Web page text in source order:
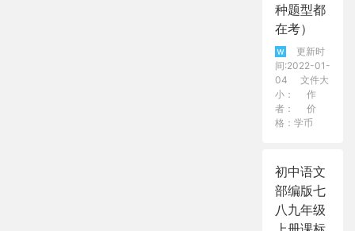
种题型都
在考）
更新时
间:2022-01-
04
文件大
小：
作
者：
价
格：学币
初中语文
部编版七
八九年级